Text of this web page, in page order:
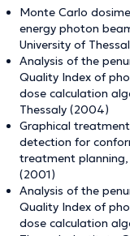
Monte Carlo
energy photon
University of
Analysis of the
Quality Index of
dose calculation
Thessaly (2004)
Graphical
detection for
treatment planning,
(2001)
Analysis of the
Quality Index of
dose calculation